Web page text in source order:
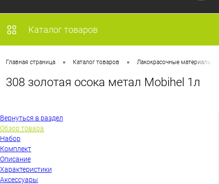
Каталог товаров
Главная страница • Каталог товаров • Лакокрасочные материалы
308 золотая осока метал Mobihel 1л
Вернуться в раздел
Обзор товара
Набор
Комплект
Описание
Характеристики
Аксессуары